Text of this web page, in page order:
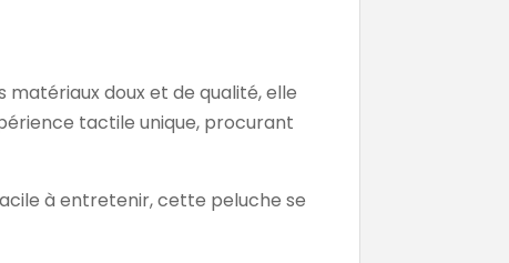
doux et de qualité, elle
tactile unique, procurant
à entretenir, cette peluche se